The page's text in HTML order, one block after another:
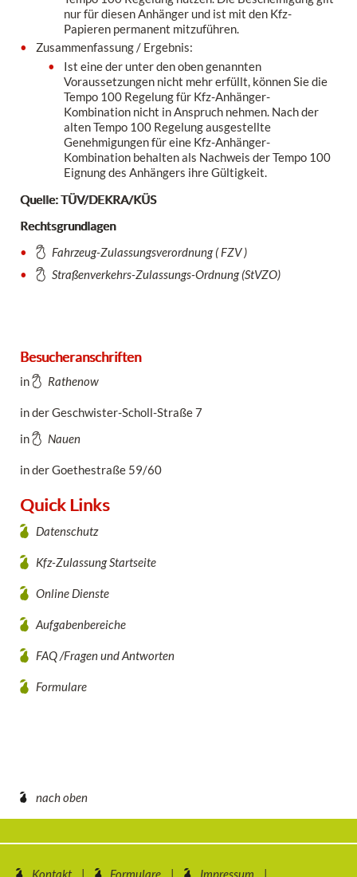
nur für diesen Anhänger und ist mit den Kfz-
Papieren permanent mitzuführen.
Zusammenfassung / Ergebnis:
Ist eine der unter den oben genannten
Voraussetzungen nicht mehr erfüllt, können Sie die
Tempo 100 Regelung für Kfz-Anhänger-
Kombination nicht in Anspruch nehmen. Nach der
alten Tempo 100 Regelung ausgestellte
Genehmigungen für eine Kfz-Anhänger-
Kombination behalten als Nachweis der Tempo 100
Eignung des Anhängers ihre Gültigkeit.
Quelle: TÜV/DEKRA/KÜS
Rechtsgrundlagen
Fahrzeug-Zulassungsverordnung ( FZV )
Straßenverkehrs-Zulassungs-Ordnung (StVZO)
Besucheranschriften
in Rathenow
in der Geschwister-Scholl-Straße 7
in
Nauen
in der Goethestraße 59/60
Quick Links
Datenschutz
Kfz-Zulassung Startseite
Online Dienste
Aufgabenbereiche
FAQ /Fragen und Antworten
Formulare
nach oben
Kontakt Formulare Impressum